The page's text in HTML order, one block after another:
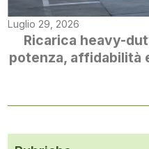
Luglio 29, 2026
Ricarica heavy-
potenza, affidabilità